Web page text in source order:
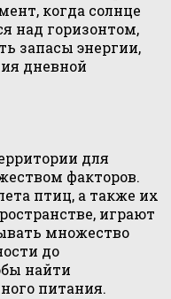
когда солнце
над горизонтом,
запасы энергии,
дневной
для
факторов.
птиц, а также их
играют
множество
до
найти
питания.